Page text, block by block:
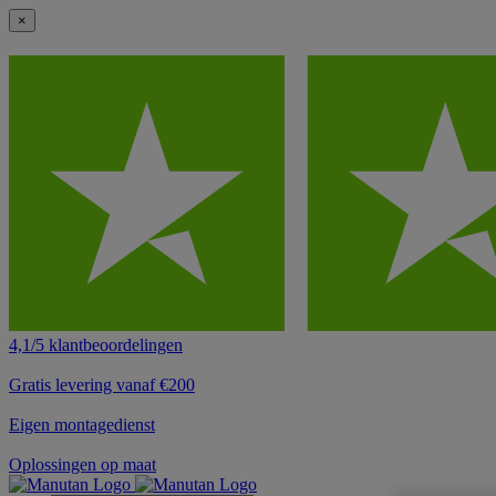
×
4,1/5 klantbeoordelingen
Gratis levering vanaf €200
Eigen montagedienst
Oplossingen op maat